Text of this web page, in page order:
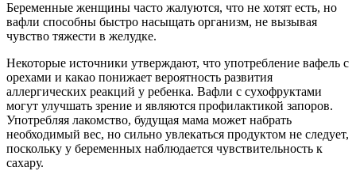
Беременные женщины часто жалуются, что не хотят есть, но
вафли способны быстро насыщать организм, не вызывая
чувство тяжести в желудке.
Некоторые источники утверждают, что употребление вафель с
орехами и какао понижает вероятность развития
аллергических реакций у ребенка. Вафли с сухофруктами
могут улучшать зрение и являются профилактикой запоров.
Употребляя лакомство, будущая мама может набрать
необходимый вес, но сильно увлекаться продуктом не следует,
поскольку у беременных наблюдается чувствительность к
сахару.